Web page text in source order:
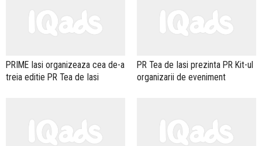
PRIME Iasi organizeaza cea de-a
treia editie PR Tea de Iasi
PR Tea de Iasi prezinta PR Kit-ul
organizarii de eveniment